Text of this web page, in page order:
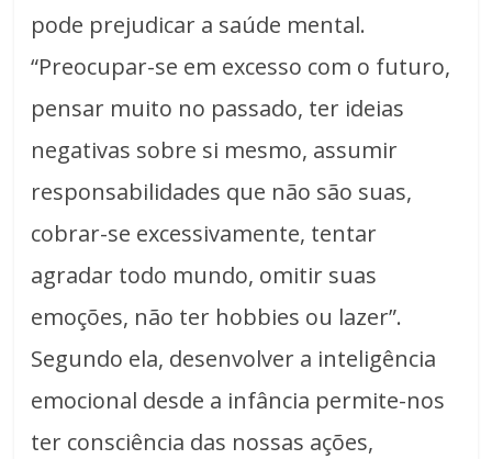
pode prejudicar a saúde mental.
“Preocupar-se em excesso com o futuro,
pensar muito no passado, ter ideias
negativas sobre si mesmo, assumir
responsabilidades que não são suas,
cobrar-se excessivamente, tentar
agradar todo mundo, omitir suas
emoções, não ter hobbies ou lazer”.
Segundo ela, desenvolver a inteligência
emocional desde a infância permite-nos
ter consciência das nossas ações,